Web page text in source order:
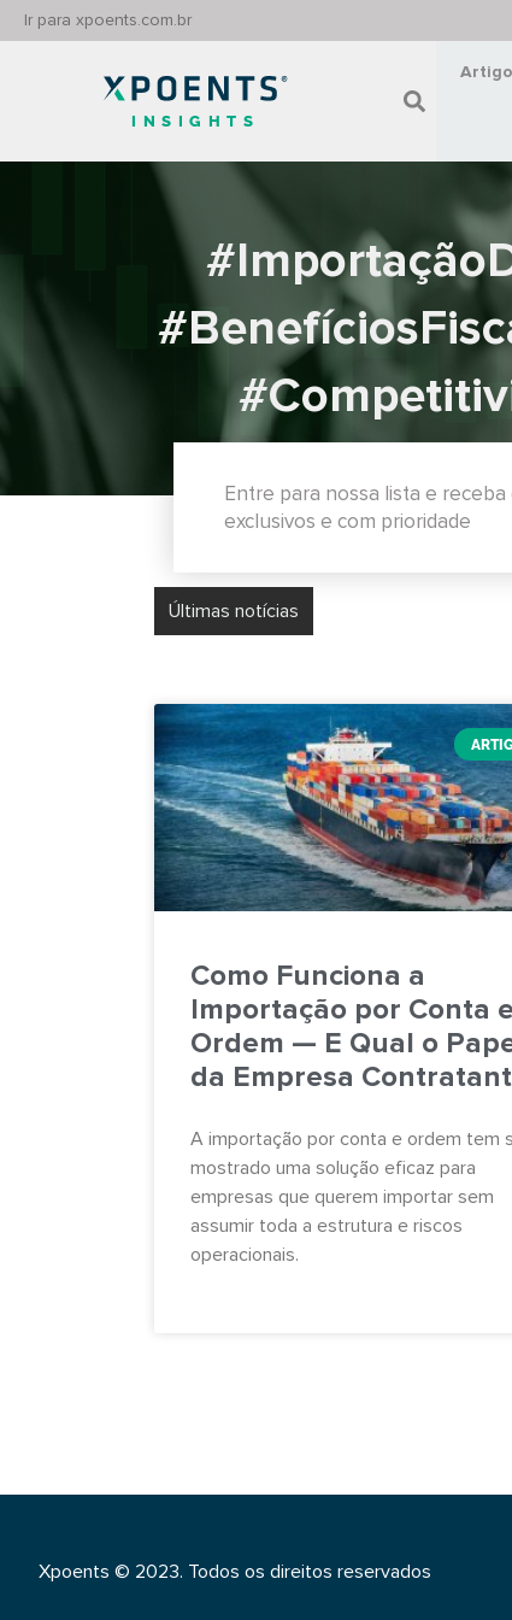
Ir para xpoents.com.br
INSIGHTS
Entre para nossa lista e
exclusivos e com prioridade
Últimas notícias R$ 58,8 Bilhões de
Como Funciona a
Importação por Conta e
Ordem — E Qual o
da Empresa
A importação por conta e ordem tem
mostrado uma solução eficaz para
empresas que querem importar sem
assumir toda a estrutura e riscos
operacionais.
Xpoents © 2023. Todos os direitos reservados